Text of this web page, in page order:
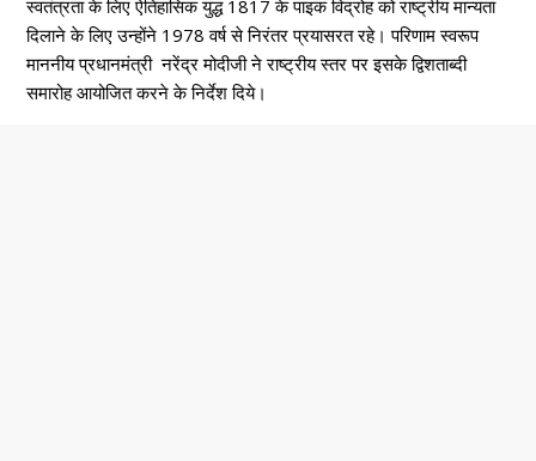
स्वतंत्रता के लिए ऐतिहासिक युद्ध 1817 के पाइक विद्रोह को राष्ट्रीय मान्यता
दिलाने के लिए उन्होंने 1978 वर्ष से निरंतर प्रयासरत रहे। परिणाम स्वरूप
माननीय प्रधानमंत्री नरेंद्र मोदीजी ने राष्ट्रीय स्तर पर इसके द्विशताब्दी
समारोह आयोजित करने के निर्देश दिये।